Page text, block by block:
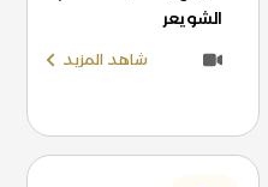
الشويعر
شاهد المزيد